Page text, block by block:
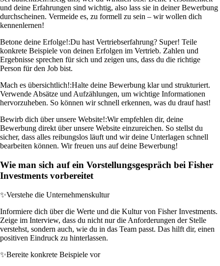
und deine Erfahrungen sind wichtig, also lass sie in deiner Bewerbung
durchscheinen. Vermeide es, zu formell zu sein – wir wollen dich
kennenlernen!
Betone deine Erfolge!:Du hast Vertriebserfahrung? Super! Teile
konkrete Beispiele von deinen Erfolgen im Vertrieb. Zahlen und
Ergebnisse sprechen für sich und zeigen uns, dass du die richtige
Person für den Job bist.
Mach es übersichtlich!:Halte deine Bewerbung klar und strukturiert.
Verwende Absätze und Aufzählungen, um wichtige Informationen
hervorzuheben. So können wir schnell erkennen, was du drauf hast!
Bewirb dich über unsere Website!:Wir empfehlen dir, deine
Bewerbung direkt über unsere Website einzureichen. So stellst du
sicher, dass alles reibungslos läuft und wir deine Unterlagen schnell
bearbeiten können. Wir freuen uns auf deine Bewerbung!
Wie man sich auf ein Vorstellungsgespräch bei Fisher
Investments vorbereitet
✨Verstehe die Unternehmenskultur
Informiere dich über die Werte und die Kultur von Fisher Investments.
Zeige im Interview, dass du nicht nur die Anforderungen der Stelle
verstehst, sondern auch, wie du in das Team passt. Das hilft dir, einen
positiven Eindruck zu hinterlassen.
✨Bereite konkrete Beispiele vor